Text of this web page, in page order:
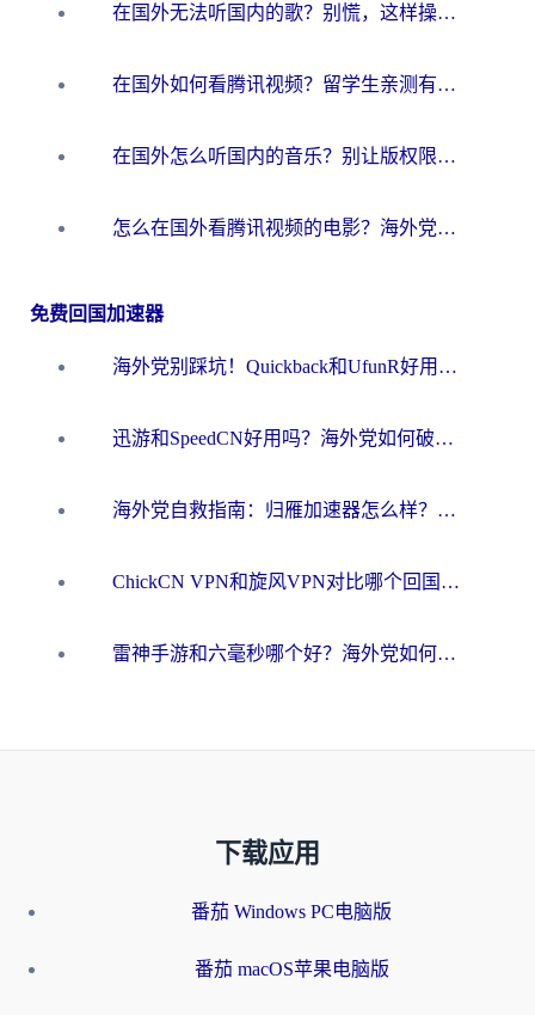
在国外无法听国内的歌？别慌，这样操作就能畅听QQ音乐（附亲测加速器推荐）
在国外如何看腾讯视频？留学生亲测有效的回国加速方案
在国外怎么听国内的音乐？别让版权限制断了你的华语歌单
怎么在国外看腾讯视频的电影？海外党亲测有效的回国加速指南
免费回国加速器
海外党别踩坑！Quickback和UfunR好用吗？选对回国加速器才能无缝刷国内资源
迅游和SpeedCN好用吗？海外党如何破解那道看不见的墙
海外党自救指南：归雁加速器怎么样？教你避开坑实现国内资源无缝访问
ChickCN VPN和旋风VPN对比哪个回国效果更好？海外用户的选择困境与出路
雷神手游和六毫秒哪个好？海外党如何真正解锁国内资源
下载应用
番茄 Windows PC电脑版
番茄 macOS苹果电脑版